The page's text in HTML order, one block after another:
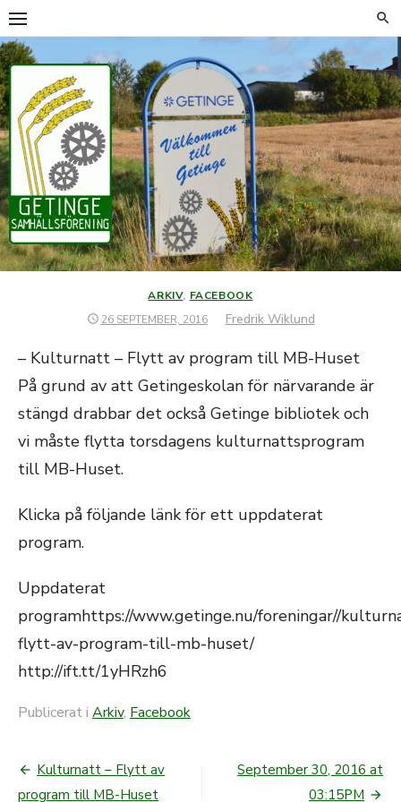
Hoppa
till
innehåll
ARKIV, FACEBOOK
PUBLICERAT
26 SEPTEMBER, 2016 Författare
Fredrik Wiklund
– Kulturnatt – Flytt av program till MB-Huset
På grund av att Getingeskolan för närvarande är
stängd drabbar det också Getinge bibliotek och
vi måste flytta torsdagens kulturnattsprogram
till MB-Huset.
Klicka på följande länk för ett uppdaterat
program.
Uppdaterat
programhttps://www.getinge.nu/foreningar//
flytt-av-program-till-mb-huset/
http://ift.tt/1yHRzh6
Publicerat i Arkiv, Facebook
Inläggsnavigering
Kulturnatt – Flytt av
program till MB-Huset
September 30, 2016 at
03:15PM